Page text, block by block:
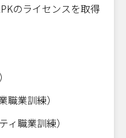
のライセンスを取得
職業訓練）
ィ職業訓練）